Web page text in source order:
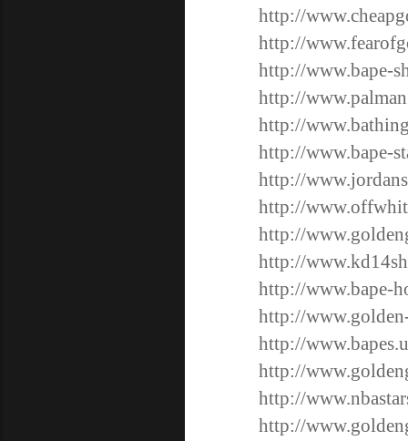
http://
http://
http://www.bape-
http://
http://
http://www.bape-
http://
http://
http://
http://
http://www.bape-
http://
http://
http://
http://
http://